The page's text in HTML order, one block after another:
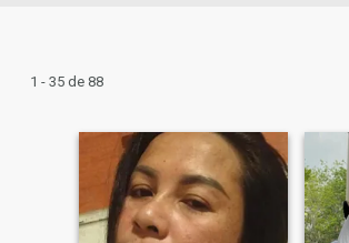
1 - 35 de 88